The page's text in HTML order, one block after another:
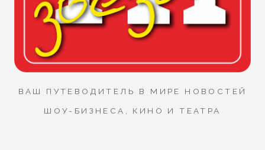
ВАШ ПУТЕВОДИТЕЛЬ В МИРЕ НОВОСТЕЙ
ШОУ-БИЗНЕСА, КИНО И ТЕАТРА